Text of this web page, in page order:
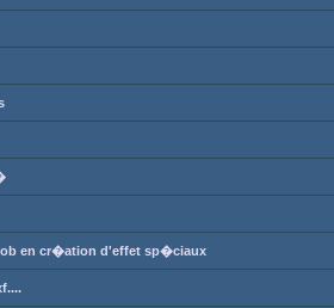
en cr�ation d'effet sp�ciaux